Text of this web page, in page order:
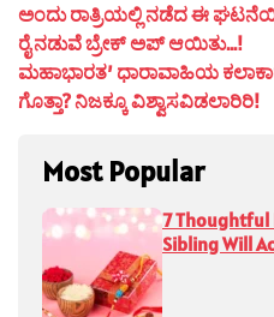
ಅಂದು ರಾತ್ರಿಯಲ್ಲಿ ನಡೆದ ಈ
ರೈ ನಡುವೆ ಬ್ರೇಕ್ ಅಪ್ ಆಯಿತು…!
ಮಹಾಭಾರತ’ ಧಾರಾವಾಹಿಯ
ಗೊತ್ತಾ? ನಿಜಕ್ಕೂ ವಿಶ್ವಾಸವಿಡಲಾರಿರಿ!
Most Popular
7 Thoughtful
Sibling Will